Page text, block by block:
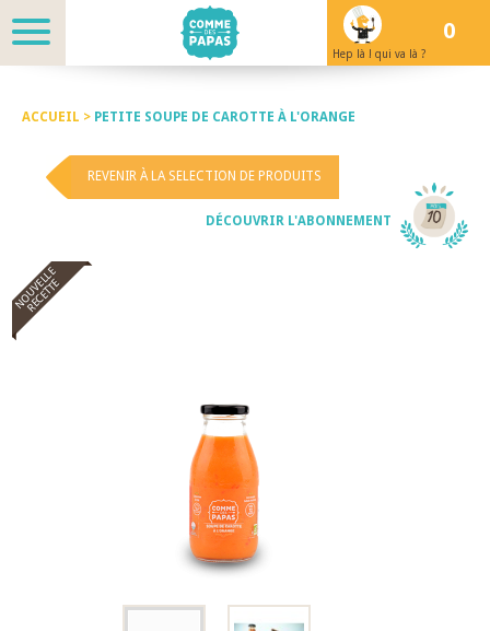
Hep là ! qui va là ?
0
ACCUEIL > PETITE SOUPE DE CAROTTE À L'ORANGE
REVENIR À LA SELECTION DE PRODUITS
DÉCOUVRIR L'ABONNEMENT
NOUVELLE
RECETTE